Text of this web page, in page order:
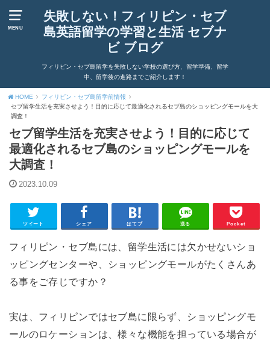
MENU
失敗しない！フィリピン・セブ
島英語留学の学習と生活 セブナ
ビ ブログ
フィリピン・セブ島留学を失敗しない学校の選び方、留学準備、留学
中、留学後の進路までご紹介します！
HOME
フィリピン・セブ島留学前情報
セブ留学生活を充実させよう！目的に応じて最適化されるセブ島のショッピングモールを大
調査！
セブ留学生活を充実させよう！目的に応じて
最適化されるセブ島のショッピングモールを
大調査！
2023.10.09
ツイート シェア はてブ 送る Pocket
フィリピン・セブ島には、留学生活には欠かせないショ
ッピングセンターや、ショッピングモールがたくさんあ
る事をご存じですか？
実は、フィリピンではセブ島に限らず、ショッピングモ
ールのロケーションは、様々な機能を担っている場合が